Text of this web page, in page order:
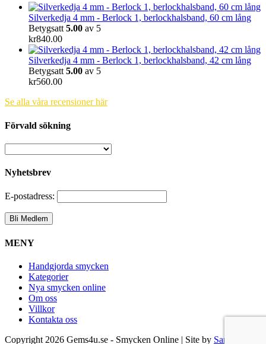
Silverkedja 4 mm - Berlock 1, berlockhalsband, 60 cm lång
Betygsatt 5.00 av 5
kr840.00
Silverkedja 4 mm - Berlock 1, berlockhalsband, 42 cm lång
Betygsatt 5.00 av 5
kr560.00
Se alla våra recensioner här
Förvald sökning
Nyhetsbrev
E-postadress:
MENY
Handgjorda smycken
Kategorier
Nya smycken online
Om oss
Villkor
Kontakta oss
Copyright 2026 Gems4u.se - Smycken Online | Site by Samsara